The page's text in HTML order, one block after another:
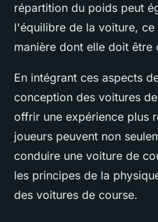
répartition du poids peut
l'équilibre de la voiture,
manière dont elle doit être
En intégrant ces aspects
conception des voitures
offrir une expérience plus
joueurs peuvent non
conduire une voiture de
les principes de la
des voitures de course.